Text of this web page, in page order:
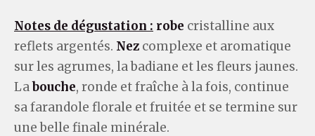
Notes de dégustation : robe cristalline aux
reflets argentés. Nez complexe et aromatique
sur les agrumes, la badiane et les fleurs jaunes.
Labouche, ronde et fraîche à la fois, continue
sa farandole florale et fruitée et se termine sur
une belle finale minérale.